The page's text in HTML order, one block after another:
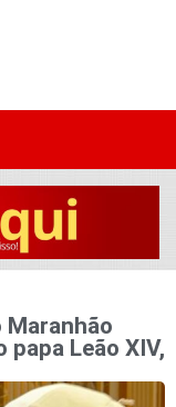
Maranhão
Leão XIV,